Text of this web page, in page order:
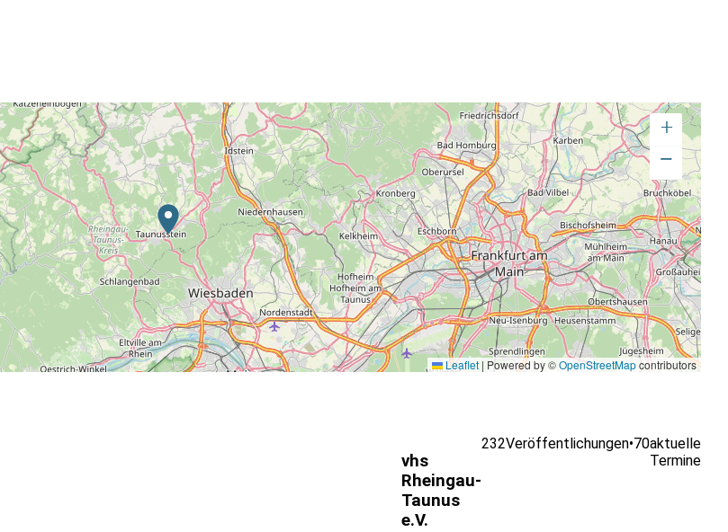
+
−
Leaflet | Powered by ©OpenStreetMapcontributors
vhs
Rheingau-
Taunus
e.V.
232Veröffentlichungen•70aktuelle
Termine